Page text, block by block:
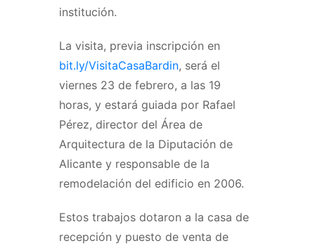
institución.
La visita, previa inscripción en
bit.ly/VisitaCasaBardin, será el
viernes 23 de febrero, a las 19
horas, y estará guiada por Rafael
Pérez, director del Área de
Arquitectura de la Diputación de
Alicante y responsable de la
remodelación del edificio en 2006.
Estos trabajos dotaron a la casa de
recepción y puesto de venta de